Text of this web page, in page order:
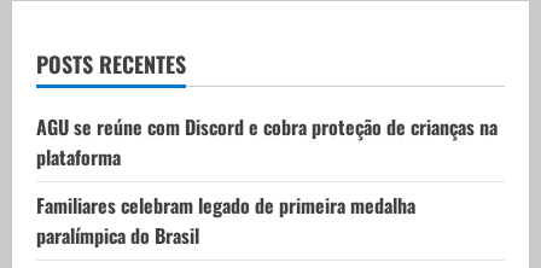
t
i
o
n
POSTS RECENTES
AGU se reúne com Discord e cobra proteção de crianças na
plataforma
Familiares celebram legado de primeira medalha
paralímpica do Brasil